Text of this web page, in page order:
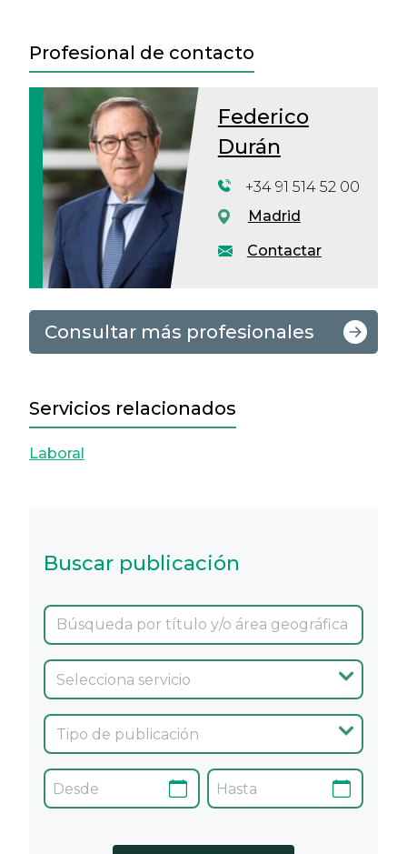
Profesional de contacto
Federico
Durán
Contactar
+34 91 514 52 00
Madrid
Consultar más profesionales
Servicios relacionados
Laboral
Buscar publicación